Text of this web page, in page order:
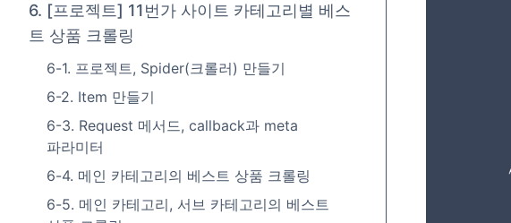
6. [프로젝트] 11번가 사이트 카테고리별 베스
트 상품 크롤링
6-1. 프로젝트, Spider(크롤러) 만들기
6-2. Item 만들기
6-3. Request 메서드, callback과 meta
파라미터
6-4. 메인 카테고리의 베스트 상품 크롤링
6-5. 메인 카테고리, 서브 카테고리의 베스트